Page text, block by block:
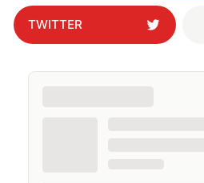
TWITTER